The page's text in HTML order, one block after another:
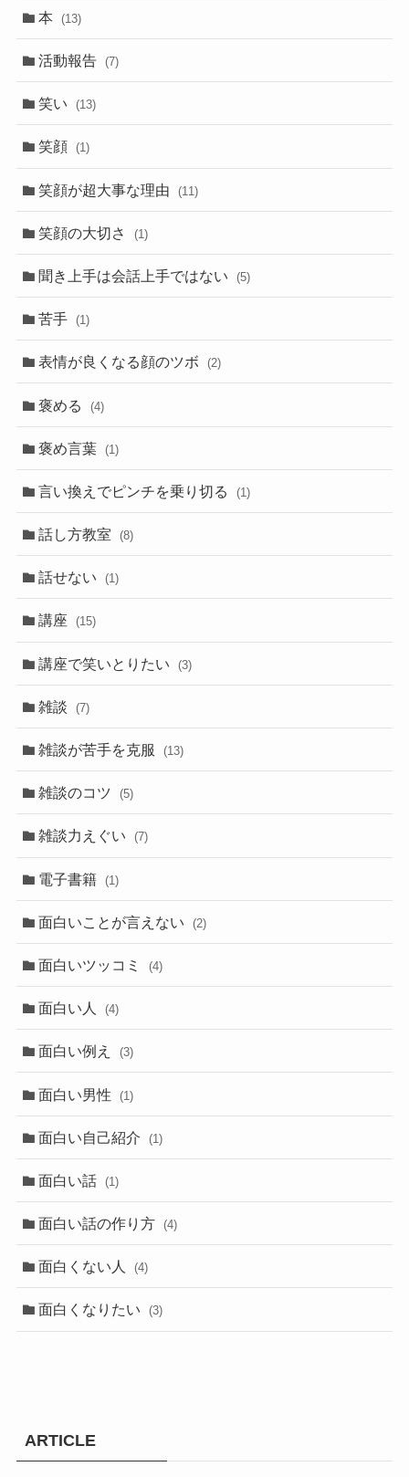
本 (13)
活動報告 (7)
笑い (13)
笑顔 (1)
笑顔が超大事な理由 (11)
笑顔の大切さ (1)
聞き上手は会話上手ではない (5)
苦手 (1)
表情が良くなる顔のツボ (2)
褒める (4)
褒め言葉 (1)
言い換えでピンチを乗り切る (1)
話し方教室 (8)
話せない (1)
講座 (15)
講座で笑いとりたい (3)
雑談 (7)
雑談が苦手を克服 (13)
雑談のコツ (5)
雑談力えぐい (7)
電子書籍 (1)
面白いことが言えない (2)
面白いツッコミ (4)
面白い人 (4)
面白い例え (3)
面白い男性 (1)
面白い自己紹介 (1)
面白い話 (1)
面白い話の作り方 (4)
面白くない人 (4)
面白くなりたい (3)
ARTICLE